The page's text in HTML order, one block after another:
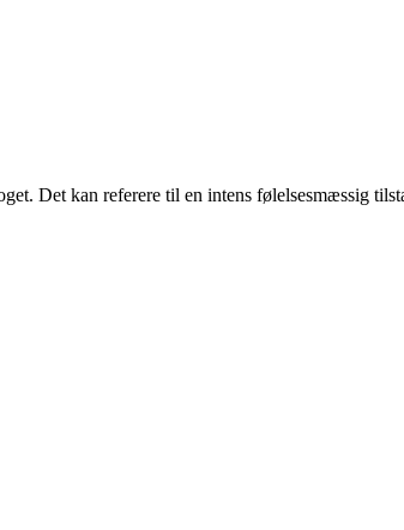
Det kan referere til en intens følelsesmæssig